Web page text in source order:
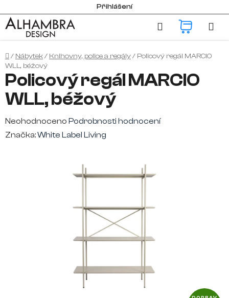
na
obsah
Přihlášení
Hledat
Domů
/ Nábytek/ Knihovny, police a regály/ Policový regál MARCIO
WLL, béžový
Policový regál MARCIO
WLL, béžový
Průměrné
hodnocení
Neohodnoceno Podrobnosti hodnocení
Značka:White Label Living